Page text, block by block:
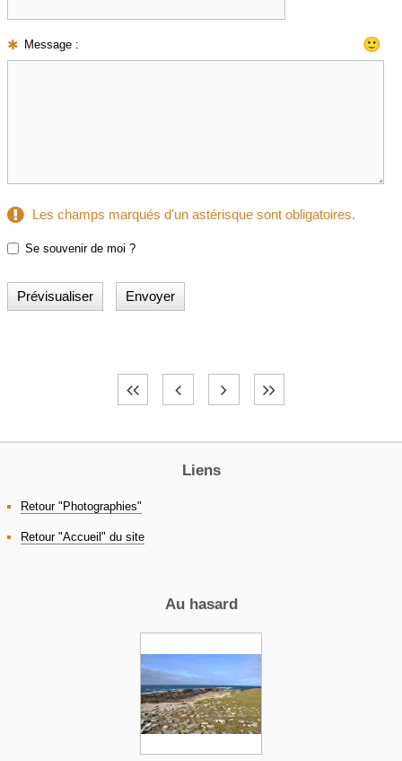
Message : 🙂
Les champs marqués d'un astérisque sont obligatoires.
Se souvenir de moi ?
Liens
Retour "Photographies"
Retour "Accueil" du site
Au hasard